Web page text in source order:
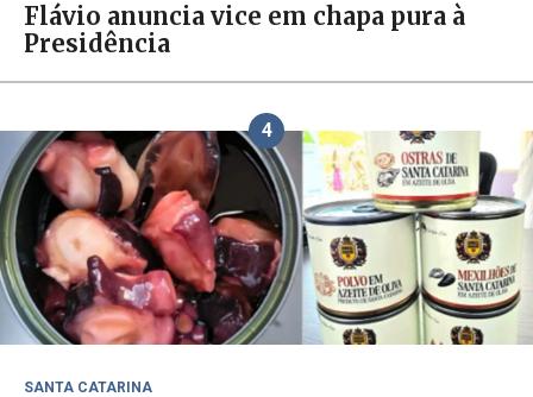
Flávio anuncia vice em chapa pura à
Presidência
4
SANTA CATARINA